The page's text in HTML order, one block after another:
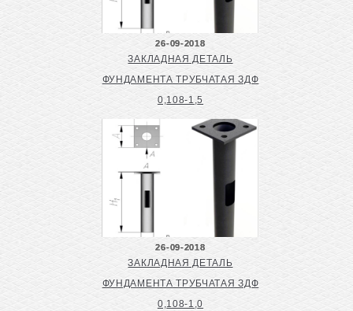
26-09-2018
ЗАКЛАДНАЯ ДЕТАЛЬ
ФУНДАМЕНТА ТРУБЧАТАЯ ЗДФ
0,108-1,5
26-09-2018
ЗАКЛАДНАЯ ДЕТАЛЬ
ФУНДАМЕНТА ТРУБЧАТАЯ ЗДФ
0,108-1,0